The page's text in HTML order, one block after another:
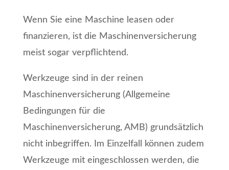
Wenn Sie eine Maschine leasen oder
finanzieren, ist die Maschinenversicherung
meist sogar verpflichtend.
Werkzeuge sind in der reinen
Maschinenversicherung (Allgemeine
Bedingungen für die
Maschinenversicherung, AMB) grundsätzlich
nicht inbegriffen. Im Einzelfall können zudem
Werkzeuge mit eingeschlossen werden, die